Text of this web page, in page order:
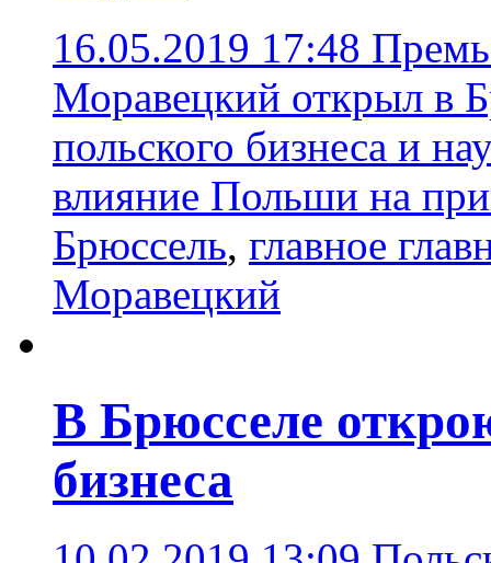
16.05.2019 17:48
Моравецкий открыл в
польского бизнеса и
влияние Польши на
Брюссель, главное
Моравецкий
В Брюсселе
бизнеса